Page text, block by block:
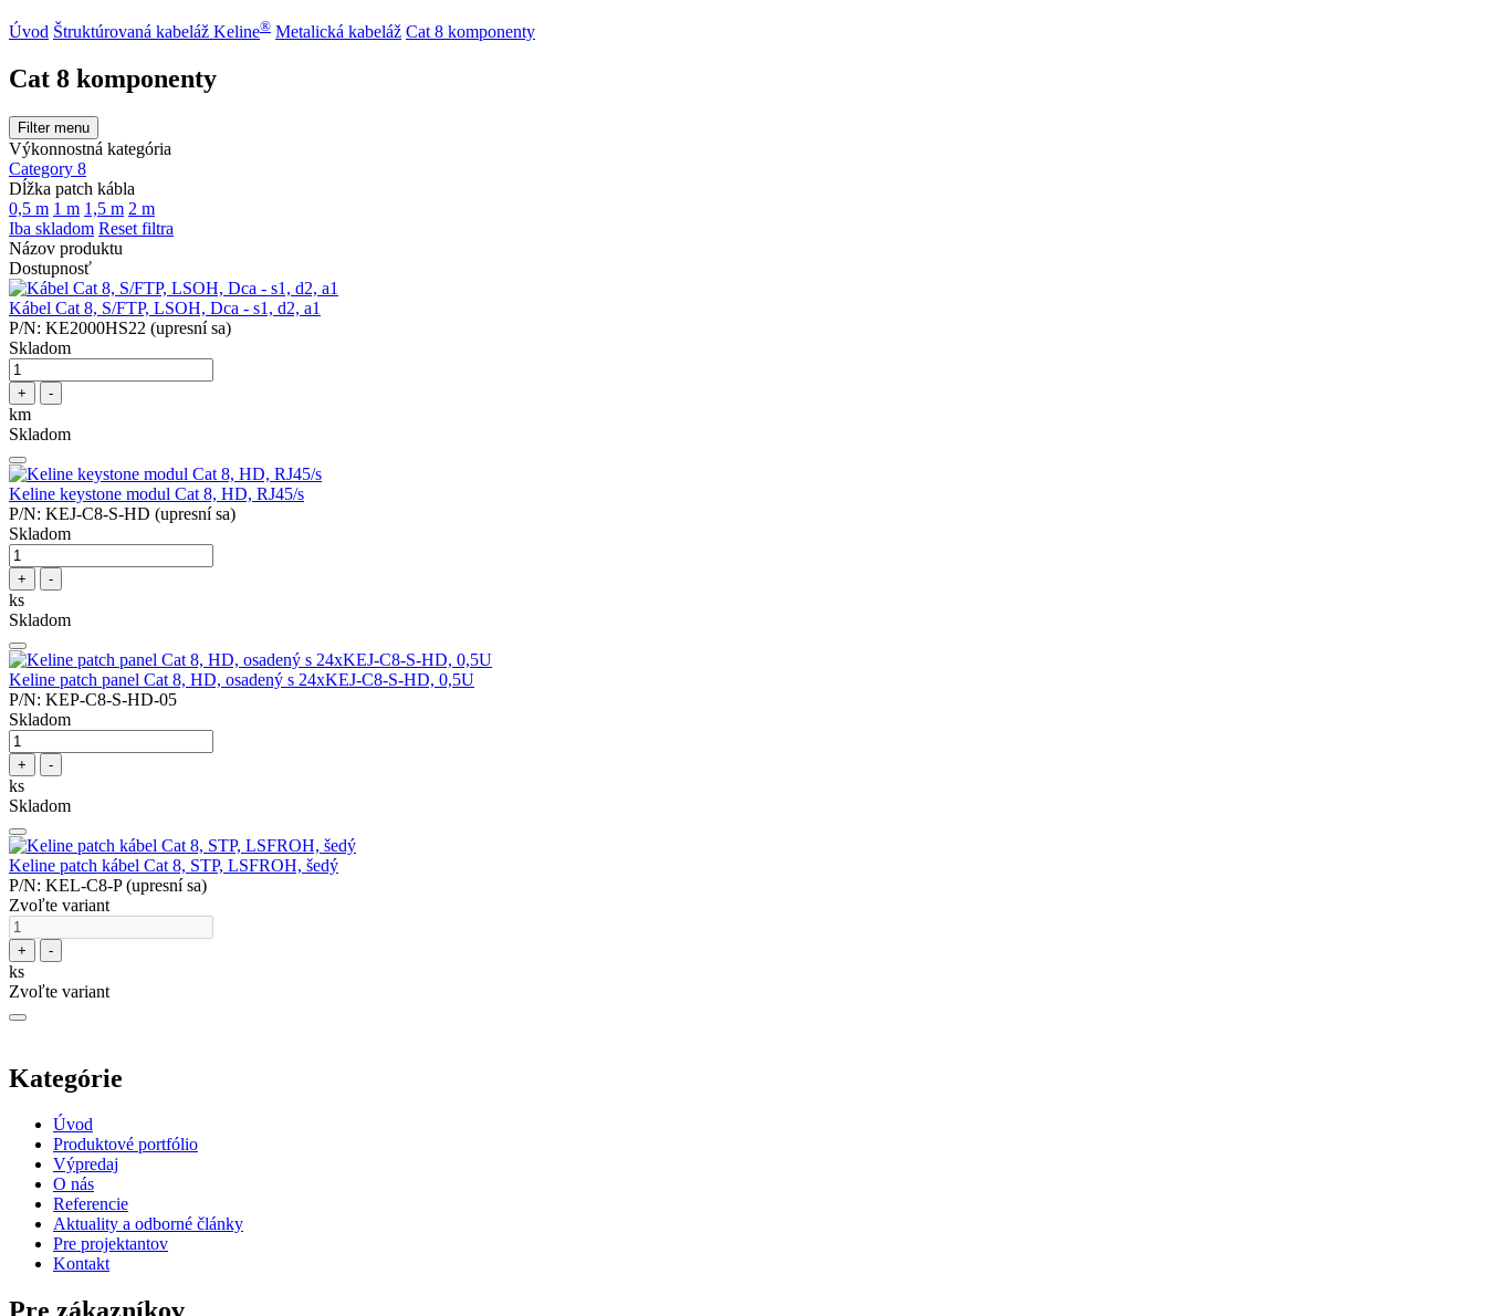
Úvod Štruktúrovaná kabeláž Keline® Metalická kabeláž Cat 8 komponenty
Cat 8 komponenty
Filter menu
Výkonnostná kategória
Category 8
Dĺžka patch kábla
0,5 m 1 m 1,5 m 2 m
Iba skladom Reset filtra
Názov produktu
Dostupnosť
Kábel Cat 8, S/FTP, LSOH, Dca - s1, d2, a1
P/N: KE2000HS22 (upresní sa)
Skladom
+ -
km
Skladom
Keline keystone modul Cat 8, HD, RJ45/s
P/N: KEJ-C8-S-HD (upresní sa)
Skladom
+ -
ks
Skladom
Keline patch panel Cat 8, HD, osadený s 24xKEJ-C8-S-HD, 0,5U
P/N: KEP-C8-S-HD-05
Skladom
+ -
ks
Skladom
Keline patch kábel Cat 8, STP, LSFROH, šedý
P/N: KEL-C8-P (upresní sa)
Zvoľte variant
+ -
ks
Zvoľte variant
Kategórie
Úvod
Produktové portfólio
Výpredaj
O nás
Referencie
Aktuality a odborné články
Pre projektantov
Kontakt